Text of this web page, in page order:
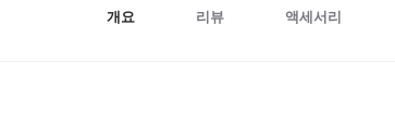
개요 리뷰 액세서리